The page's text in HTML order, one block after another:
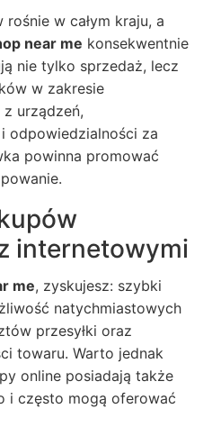
w całym kraju, a
near me konsekwentnie
nie tylko sprzedaż, lecz
w zakresie
urządzeń,
odpowiedzialności za
powinna promować
internetowymi
me, zyskujesz: szybki
natychmiastowych
przesyłki oraz
towaru. Warto jednak
online posiadają także
i często mogą oferować